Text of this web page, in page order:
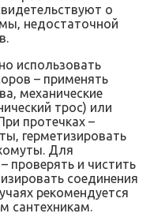
о
недостаточной
использовать
– применять
механические
трос) или
протечках –
герметизировать
Для
проверять и чистить
соединения
рекомендуется
сантехникам.